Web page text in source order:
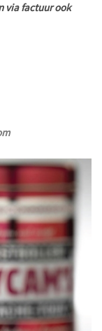
via factuur ook